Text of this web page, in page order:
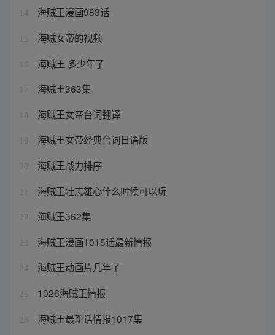
14 海贼王漫画983话
15 海贼女帝的视频
16 海贼王 多少年了
17 海贼王363集
18 海贼王女帝台词翻译
19 海贼王女帝经典台词日语版
20 海贼王战力排序
21 海贼王壮志雄心什么时候可以玩
22 海贼王362集
23 海贼王漫画1015话最新情报
24 海贼王动画片几年了
25 1026海贼王情报
26 海贼王最新话情报1017集